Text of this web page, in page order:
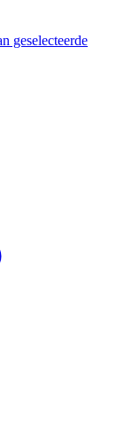
geselecteerde